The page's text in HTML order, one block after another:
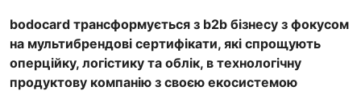
bodocard трансформується з b2b бізнесу з фокусом
на мультибрендові сертифікати, які спрощують
оперційку, логістику та облік, в технологічну
продуктову компанію з своєю екосистемою